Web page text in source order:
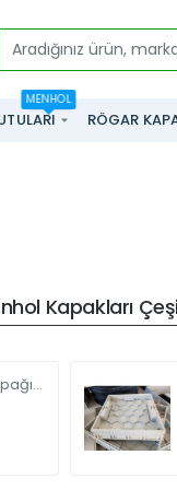
Aradığınız
markaMENHOL
RÖGAR
Kapakları
Gömme Rögar Kapağı - Seramik - Fayans Ve Mermer Zeminlerde - Gizli Çerçeve Kapak Çift Kulplu 45 X 45